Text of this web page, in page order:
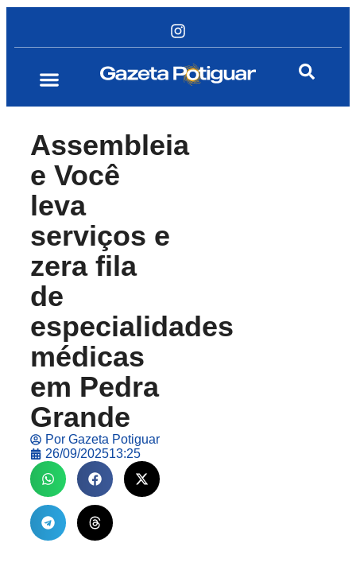
Assembleia
e Você
leva
serviços e
zera fila
de
especialidades
médicas
em Pedra
Grande
Por Gazeta Potiguar
26/09/202513:25